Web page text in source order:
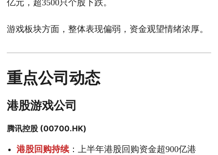
亿元，超3500只个股下跌。
游戏板块方面，整体表现偏弱，资金观望情绪浓厚。
重点公司动态
港股游戏公司
腾讯控股 (00700.HK)
港股回购持续：上半年港股回购资金超900亿港